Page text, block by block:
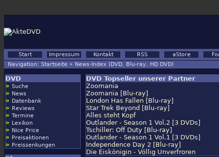
Start Impressum Kontakt RSS aStore
Navigation: Startseite » News-Index (DVD, Blu-ray, HD DVD)
DVD
» Suche
» News
» Datenbank
» Reviews
» Termine
» Lexikon
» Nice Price
» Preisaktionen
» Preissenkungen
DVD Topseller unserer Partner
Zoomania
Zoomania [Blu-ray]
London Has Fallen [Blu-ray]
Star Trek Beyond [Blu-ray]
Alles steht Kopf
Outlander - Season 1 Vol.2 [3 DVDs]
Tschiller: Off Duty [Blu-ray]
Outlander - Season 1 Vol.1 [3 DVDs]
Independence Day 2 [Blu-ray]
Die Eiskönigin - Völlig Unverfroren